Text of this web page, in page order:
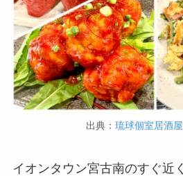
出典： 琉球個室居酒
イオンタウン宮古南のすぐ近